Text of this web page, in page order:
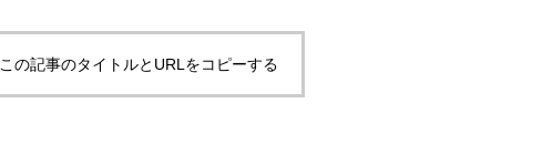
この記事のタイトルとURLをコピーする